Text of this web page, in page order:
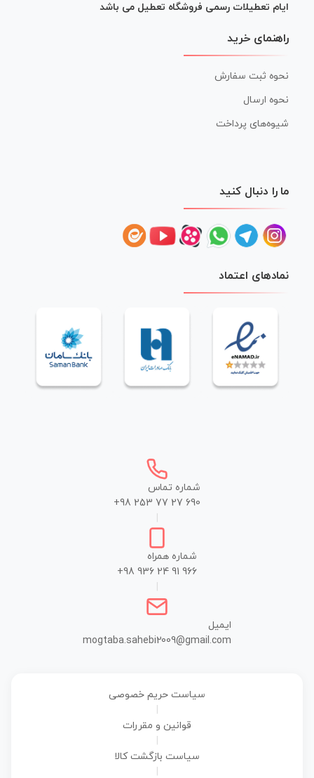
ایام تعطیلات رسمی فروشگاه تعطیل می باشد
راهنمای خرید
نحوه ثبت سفارش
نحوه ارسال
شیوه‌های پرداخت
ما را دنبال کنید
نمادهای اعتماد
شماره تماس
+98 253 77 27 690
شماره همراه
+98 936 24 91 966
ایمیل
mogtaba.sahebi2009@gmail.com
سیاست حریم خصوصی
قوانین و مقررات
سیاست بازگشت کالا